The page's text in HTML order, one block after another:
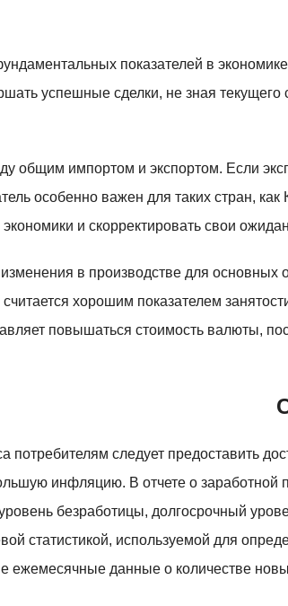
показателей в
успешные сделки, не зная
общим импортом и экспортом. Если
особенно важен для таких стран,
и скорректировать свои
в производстве для
хорошим показателем
повышаться стоимость валюты,
потребителям следует предоставить
инфляцию. В отчете о заработной
безработицы, долгосрочный
статистикой, используемой для
ежемесячные данные о количестве